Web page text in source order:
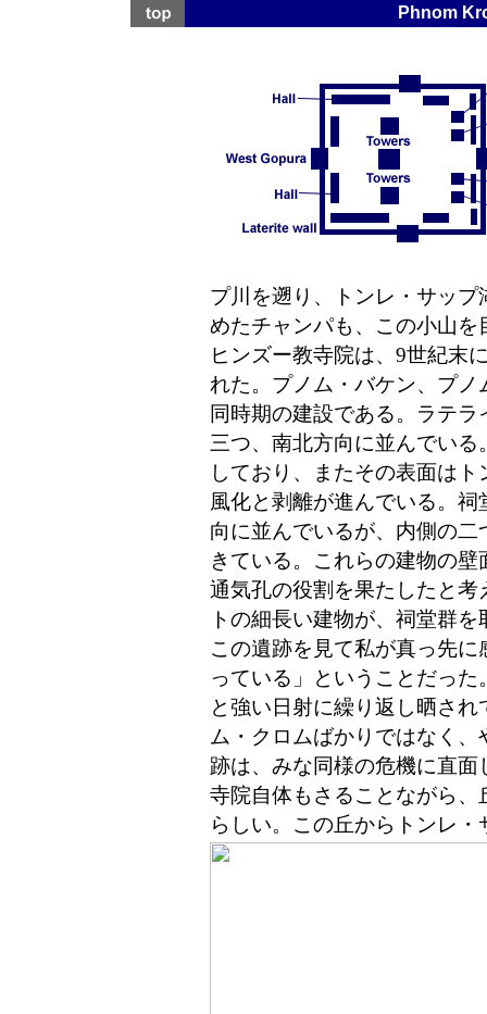
Phnom
プ川を遡り、トンレ・サッ
めたチャンパも、この小山
ヒンズー教寺院は、9世紀末
れた。プノム・バケン、プ
同時期の建設である。ラテ
三つ、南北方向に並んでい
しており、またその表面は
風化と剥離が進んでいる。
向に並んでいるが、内側の
きている。これらの建物の
通気孔の役割を果たしたと
トの細長い建物が、祠堂群
この遺跡を見て私が真っ先
っている」ということだっ
と強い日射に繰り返し晒さ
ム・クロムばかりではなく
跡は、みな同様の危機に直面
寺院自体もさることながら
らしい。この丘からトンレ